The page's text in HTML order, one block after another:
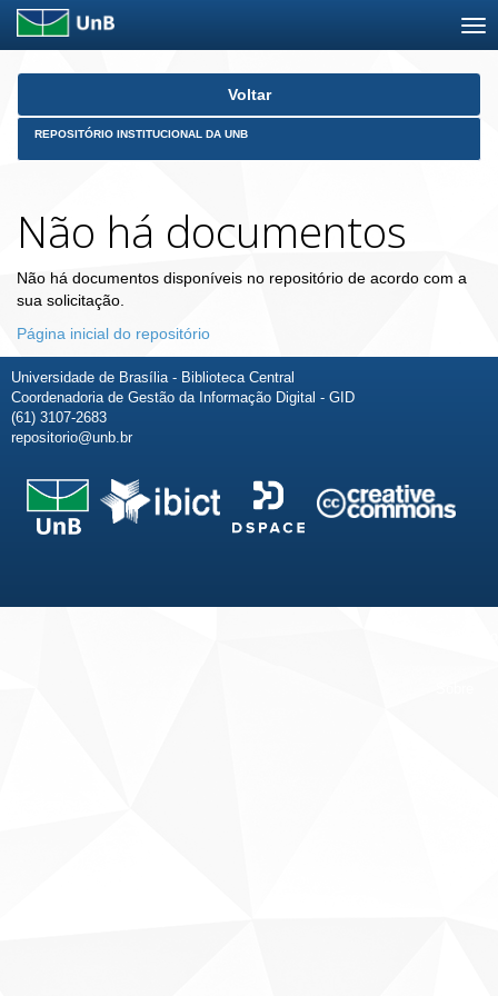
Skip
Voltar
REPOSITÓRIO INSTITUCIONAL DA UNB
Não há documentos
Não há documentos disponíveis no repositório de acordo com a
sua solicitação.
Página inicial do repositório
Universidade de Brasília - Biblioteca Central
Coordenadoria de Gestão da Informação Digital - GID
(61) 3107-2683
repositorio@unb.br